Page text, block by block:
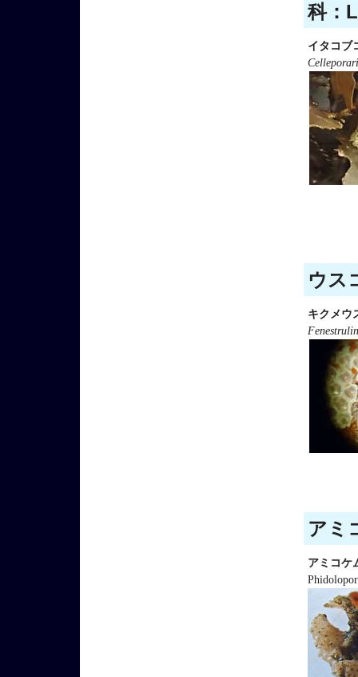
科：
イタコブ
ウス
キクメウ
アミ
アミコケ